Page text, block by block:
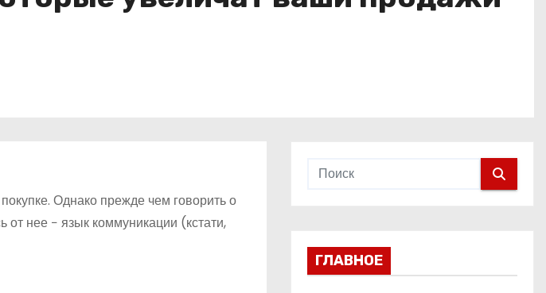
Однако прежде чем говорить о
от нее − язык коммуникации (кстати,
ГЛАВНОЕ